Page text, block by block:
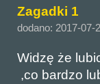
Zagadki 1
dodano: 2017-
Widzę że
,co bardzo